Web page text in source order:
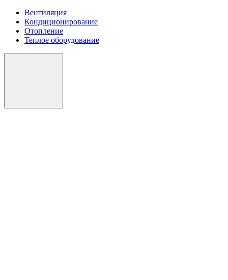
Вентиляция
Кондиционирование
Отопление
Теплое оборудование